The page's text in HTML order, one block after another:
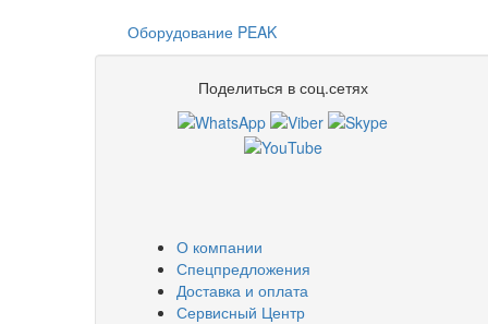
Оборудование PEAK
Поделиться в соц.сетях
О компании
Спецпредложения
Доставка и оплата
Сервисный Центр